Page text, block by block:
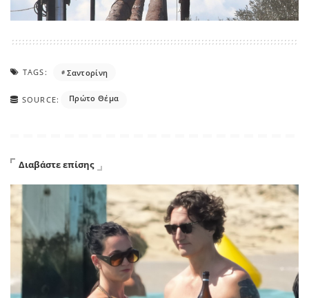
TAGS: Σαντορίνη
SOURCE: Πρώτο Θέμα
Διαβάστε επίσης